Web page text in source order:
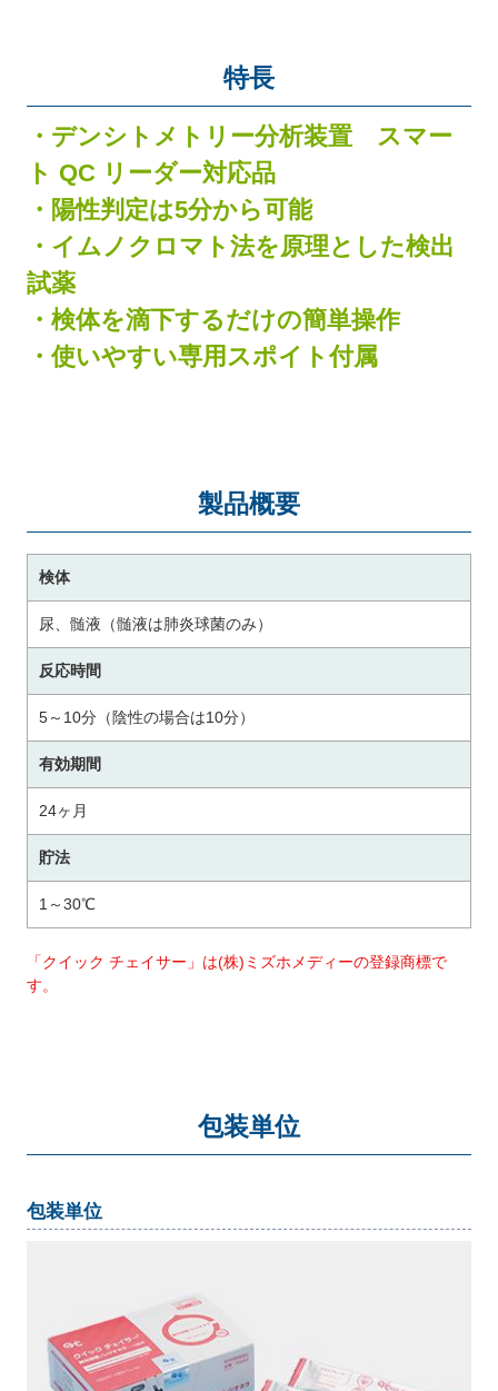
特長
・デンシトメトリー分析装置 スマー
ト QC リーダー対応品
・陽性判定は5分から可能
・イムノクロマト法を原理とした検出
試薬
・検体を滴下するだけの簡単操作
・使いやすい専用スポイト付属
製品概要
検体
尿、髄液（髄液は肺炎球菌のみ）
反応時間
5～10分（陰性の場合は10分）
有効期間
24ヶ月
貯法
1～30℃
「クイック チェイサー」は(株)ミズホメディーの登録商標で
す。
包装単位
包装単位